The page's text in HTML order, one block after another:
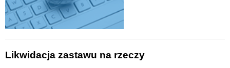
Likwidacja zastawu na rzeczy